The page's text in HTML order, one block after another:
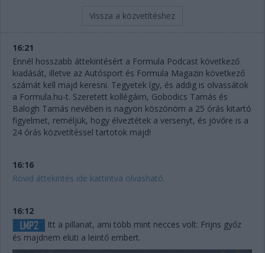
Vissza a közvetítéshez
16:21
Ennél hosszabb áttekintésért a Formula Podcast következő
kiadását, illetve az Autósport és Formula Magazin következő
számát kell majd keresni. Tegyetek így, és addig is olvassátok
a Formula.hu-t. Szeretett kollégáim, Gobodics Tamás és
Balogh Tamás nevében is nagyon köszönöm a 25 órás kitartó
figyelmet, reméljük, hogy élveztétek a versenyt, és jövőre is a
24 órás közvetítéssel tartotok majd!
16:16
Rövid áttekintés ide kattintva olvasható.
16:12
Itt a pillanat, ami több mint necces volt: Frijns győz
és majdnem elüti a leintő embert.